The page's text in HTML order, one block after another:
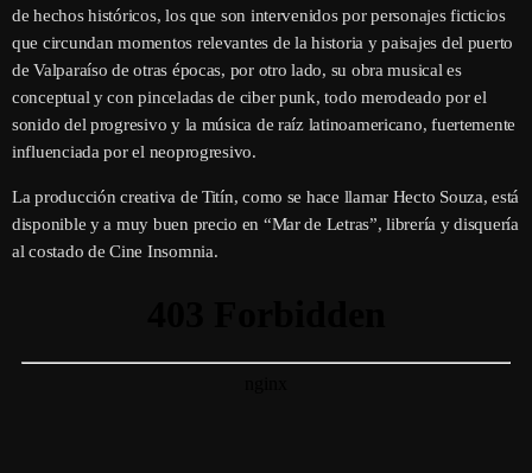
de hechos históricos, los que son intervenidos por personajes ficticios
que circundan momentos relevantes de la historia y paisajes del puerto
de Valparaíso de otras épocas, por otro lado, su obra musical es
conceptual y con pinceladas de ciber punk, todo merodeado por el
sonido del progresivo y la música de raíz latinoamericano, fuertemente
influenciada por el neoprogresivo.
La producción creativa de Titín, como se hace llamar Hecto Souza, está
disponible y a muy buen precio en “Mar de Letras”, librería y disquería
al costado de Cine Insomnia.